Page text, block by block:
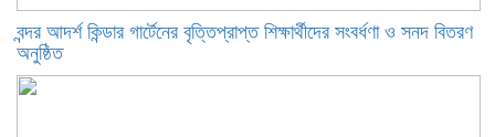
বন্দর আদর্শ কিন্ডার গার্টেনের বৃত্তিপ্রাপ্ত শিক্ষার্থীদের সংবর্ধণা ও সনদ বিতরণ
অনুষ্ঠিত